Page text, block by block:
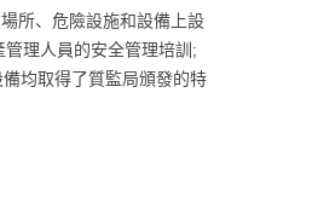
所、危險設施和設備上設
理人員的安全管理培訓;
均取得了質監局頒發的特